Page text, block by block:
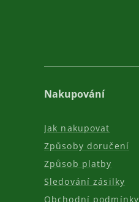
Nakupování
Jak nakupovat
Způsoby doručení
Způsob platby
Sledování zásilky
Obchodní podmínky